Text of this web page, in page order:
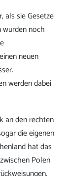
als sie Gesetze
wurden noch
neuen
werden dabei
an den rechten
die eigenen
hat das
Polen